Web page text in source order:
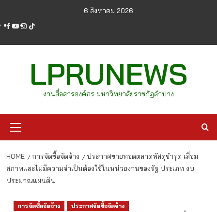
content
6 สิงหาคม 2026
facebook
youtube
instagram
tiktok
LPRUNEWS
งานสื่อสารองค์กร มหาวิทยาลัยราชภัฏลำปาง
Menu
HOME การจัดซื้อจัดจ้าง
ประกาศขายทอดตลาดพัสดุชำรุด เสื่อม
สภาพและไม่มีความจำเป็นต้องใช้ในหน่วยงานของรัฐ ประเภท งบ
ประมาณแผ่นดิน
การจัดซื้อจัดจ้าง ประกาศจัดซื้อจัดจ้าง